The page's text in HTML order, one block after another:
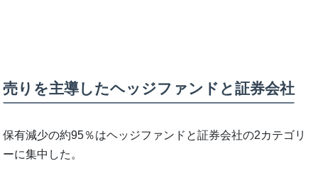
売りを主導したヘッジファンドと証券会社
保有減少の約95％はヘッジファンドと証券会社の2カテゴリ
ーに集中した。